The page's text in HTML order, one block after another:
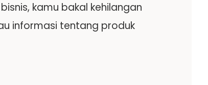
kamu bakal kehilangan
informasi tentang produk